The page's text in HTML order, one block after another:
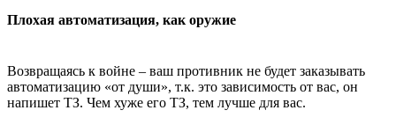
Плохая автоматизация, как оружие
Возвращаясь к войне – ваш противник не будет заказывать
автоматизацию «от души», т.к. это зависимость от вас, он
напишет ТЗ. Чем хуже его ТЗ, тем лучше для вас.